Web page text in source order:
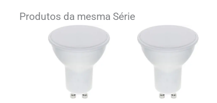
Produtos da mesma Série